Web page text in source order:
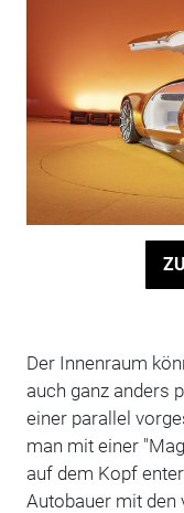
Der Innenraum
auch ganz anders
einer parallel
man mit einer
auf dem Kopf
Autobauer mit den